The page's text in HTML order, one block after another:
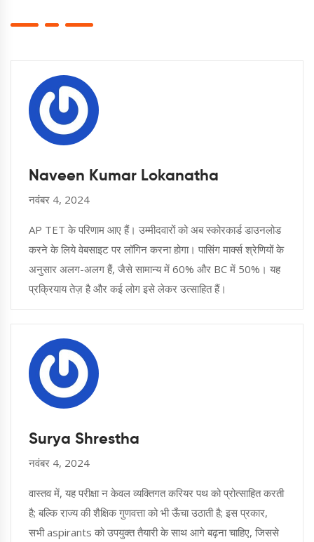
Naveen Kumar Lokanatha
नवंबर 4, 2024
AP TET के परिणाम आए हैं। उम्मीदवारों को अब स्कोरकार्ड डाउनलोड
करने के लिये वेबसाइट पर लॉगिन करना होगा। पासिंग मार्क्स श्रेणियों के
अनुसार अलग-अलग हैं, जैसे सामान्य में 60% और BC में 50%। यह
प्रक्रियाय तेज़ है और कई लोग इसे लेकर उत्साहित हैं।
Surya Shrestha
नवंबर 4, 2024
वास्तव में, यह परीक्षा न केवल व्यक्तिगत करियर पथ को प्रोत्साहित करती
है; बल्कि राज्य की शैक्षिक गुणवत्ता को भी ऊँचा उठाती है; इस प्रकार,
सभी aspirants को उपयुक्त तैयारी के साथ आगे बढ़ना चाहिए, जिससे